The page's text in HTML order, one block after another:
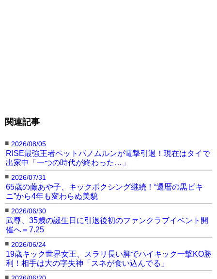
関連記事
■ 2026/08/05
RISE最強王者ペットパノムルンが電撃引退！現在はタイで
出家中「一つの時代が終わった…」
■ 2026/07/31
65歳の藤あや子、キックボクシング継続！“還暦の黒ビキ
ニ”から4年も変わらぬ美貌
■ 2026/06/30
武尊、35歳の誕生日に引退後初のファンクラブイベント開
催へ＝7.25
■ 2026/06/24
19歳キック世界女王、スラリ長い脚でハイキック一撃KO勝
利！相手は大の字失神「スネが食い込んでる」
■